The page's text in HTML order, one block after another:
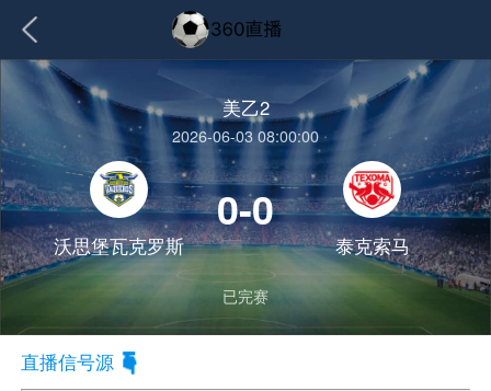
美乙2
2026-06-03 08:00:00
沃思堡瓦克罗斯
0-0
泰克索马
已完赛
直播信号源